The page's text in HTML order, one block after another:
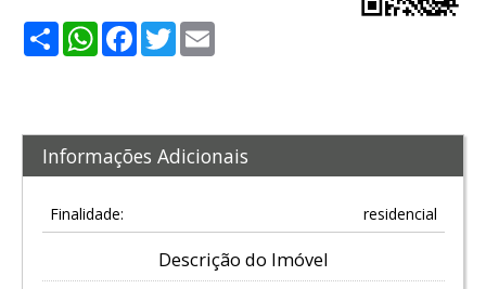
ShareWhatsApp
Facebook
Twitter
Informações Adicionais
Finalidade: residencial
Descrição do Imóvel